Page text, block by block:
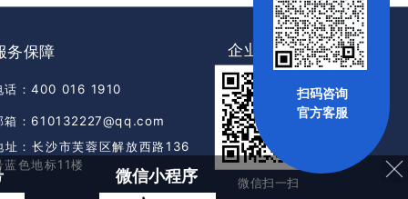
微信扫一扫
务保障 企业公众号
话：400 016 1910
箱：610132227@qq.com
址：长沙市芙蓉区解放西路136
蓝色地标11楼
微信小程序
扫码咨询
官方客服